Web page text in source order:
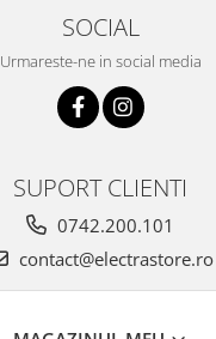
SOCIAL
Urmareste-ne in social media
SUPORT CLIENTI
0742.200.101
contact@electrastore.ro